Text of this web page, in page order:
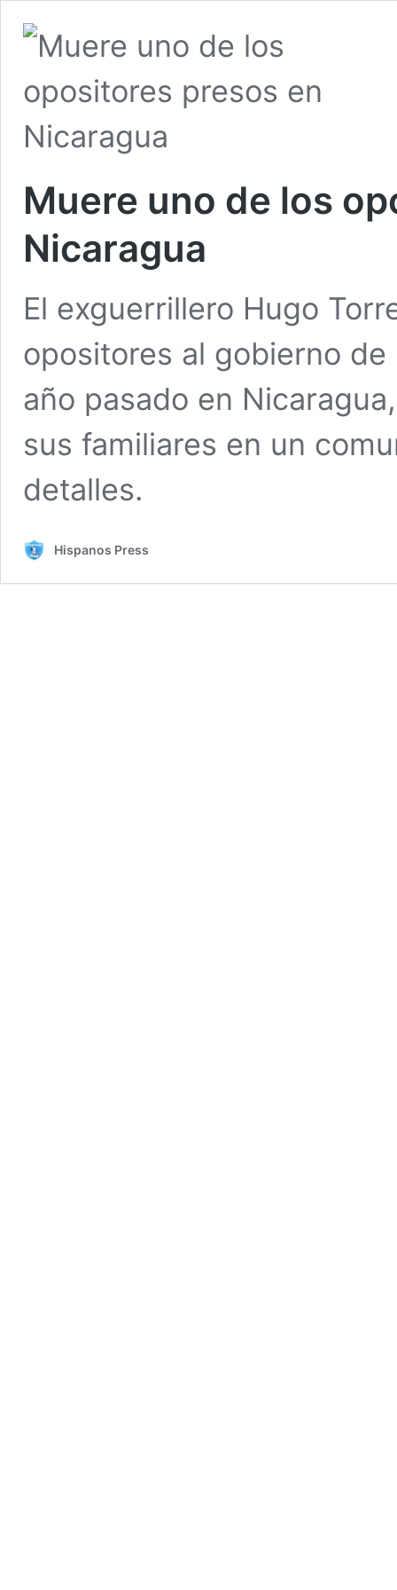
Muere uno de los
Nicaragua
El exguerrillero Hugo
opositores al gobierno
año pasado en
sus familiares en un
detalles.
Hispanos Press